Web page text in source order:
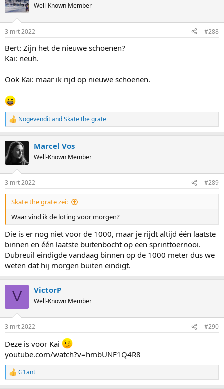
Well-Known Member
3 mrt 2022 #288
Bert: Zijn het de nieuwe schoenen?
Kai: neuh.
Ook Kai: maar ik rijd op nieuwe schoenen.
R
e
c
t
s
:
NogevenditandSkate the grate
Marcel Vos
Well-Known Member
3 mrt 2022 #289
Skate the grate zei:
Waar vind ik de loting voor morgen?
Die is er nog niet voor de 1000, maar je rijdt altijd één laatste
binnen en één laatste buitenbocht op een sprinttoernooi.
Dubreuil eindigde vandaag binnen op de 1000 meter dus we
weten dat hij morgen buiten eindigt.
V VictorP
Well-Known Member
3 mrt 2022 #290
Deze is voor Kai
youtube.com/watch?v=hmbUNF1Q4R8
R
e
G1ant